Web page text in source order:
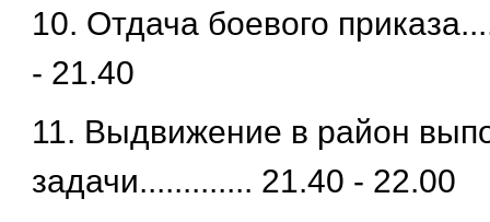
10. Отдача боевого
- 21.40
11. Выдвижение в район
задачи............. 21.40 - 22.00